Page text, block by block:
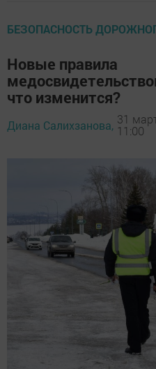
БЕЗОПАСНОСТЬ
Новые правила
что изменится?
Диана Салихзанова, 31
11:00